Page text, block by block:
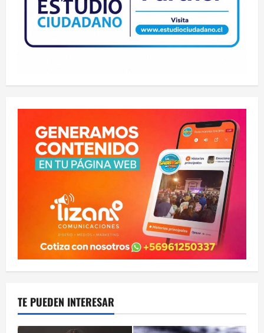
TE PUEDEN INTERESAR